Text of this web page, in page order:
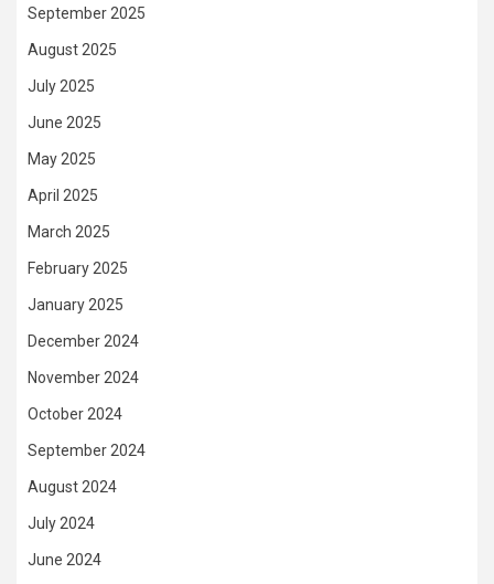
September 2025
August 2025
July 2025
June 2025
May 2025
April 2025
March 2025
February 2025
January 2025
December 2024
November 2024
October 2024
September 2024
August 2024
July 2024
June 2024